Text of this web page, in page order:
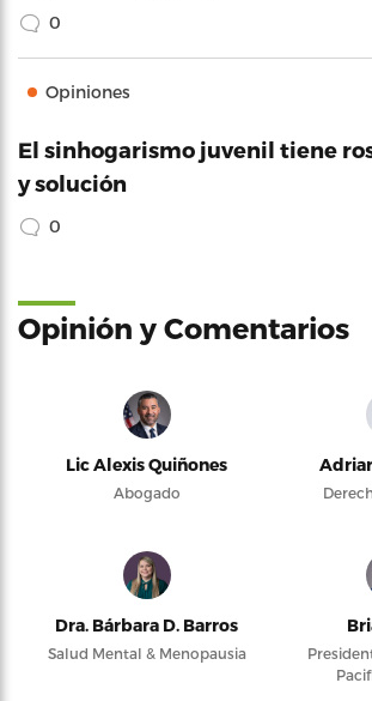
0
Opiniones
El sinhogarismo juvenil tiene
y solución
0
Opinión y Comentarios
Lic Alexis Quiñones
Abogado
Dra. Bárbara D. Barros
Salud Mental & Menopausia